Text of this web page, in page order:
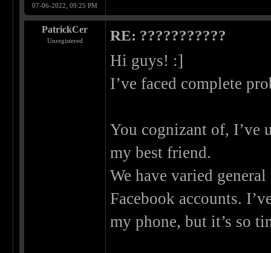
07-06-2022, 09:25 PM
PatrickCer
Unregistered RE: ???????????
Hi guys! :]
I’ve faced complete
You cognizant of, I’ve
my best friend.
We have varied
Facebook accounts.
my phone, but it’s so